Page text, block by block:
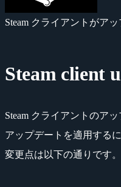
Steam クライアントがア
Steam client
Steam クライアントのア
アップデートを適用するに
変更点は以下の通りです。